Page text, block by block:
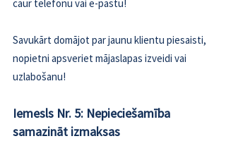
caur telefonu vai e-pastu!
Savukārt domājot par jaunu klientu piesaisti,
nopietni apsveriet mājaslapas izveidi vai
uzlabošanu!
Iemesls Nr. 5: Nepieciešamība
samazināt izmaksas